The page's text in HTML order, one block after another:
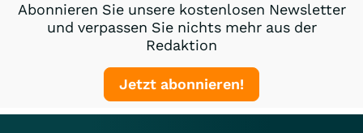
Abonnieren Sie unsere kostenlosen Newsletter
und verpassen Sie nichts mehr aus der
Redaktion
Jetzt abonnieren!